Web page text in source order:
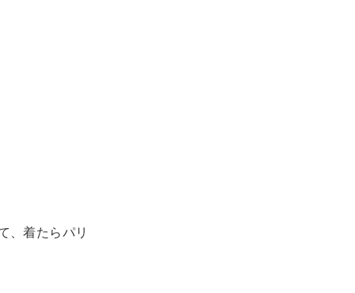
、着たらパリ